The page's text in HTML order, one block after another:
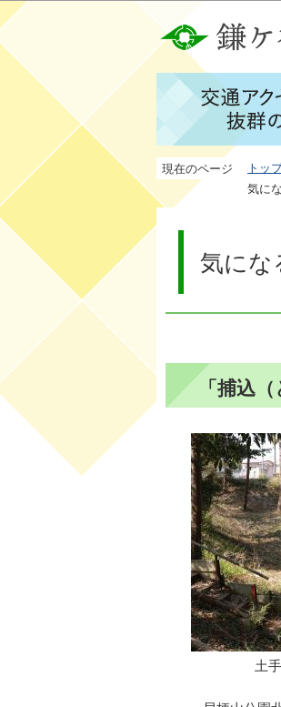
現在のページ トッ
気に
気にな
「捕込
土